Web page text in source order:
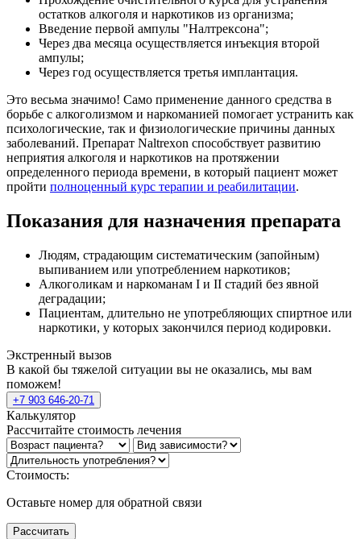
остатков алкоголя и наркотиков из организма;
Введение первой ампулы "Налтрексона";
Через два месяца осуществляется инъекция второй
ампулы;
Через год осуществляется третья имплантация.
Это весьма значимо! Само применение данного средства в
борьбе с алкоголизмом и наркоманией помогает устранить как
психологические, так и физиологические причины данных
заболеваний. Препарат Naltrexon способствует развитию
неприятия алкоголя и наркотиков на протяжении
определенного периода времени, в который пациент может
пройти полноценный курс терапии и реабилитации.
Показания для назначения препарата
Людям, страдающим систематическим (запойным)
выпиванием или употреблением наркотиков;
Алкоголикам и наркоманам I и II стадий без явной
деградации;
Пациентам, длительно не употребляющих спиртное или
наркотики, у которых закончился период кодировки.
Экстренный вызов
В какой бы тяжелой ситуации вы не оказались, мы вам
поможем!
+7 903 646-20-71
Калькулятор
Рассчитайте стоимость лечения
Стоимость:
Оставьте номер для обратной связи
Рассчитать